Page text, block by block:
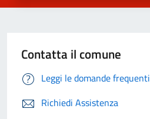
Contatta il comune
Leggi le domande frequenti
Richiedi Assistenza